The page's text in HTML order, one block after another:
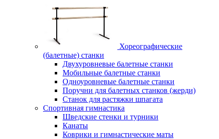
Хореографические
(балетные) станки
Двухуровневые балетные станки
Мобильные балетные станки
Одноуровневые балетные станки
Поручни для балетных станков (жерди)
Станок для растяжки шпагата
Спортивная гимнастика
Шведские стенки и турники
Канаты
Коврики и гимнастические маты